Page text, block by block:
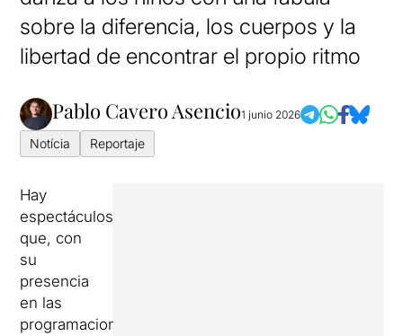
sobre la diferencia, los cuerpos y la
libertad de encontrar el propio ritmo
Pablo Cavero Asencio1 junio 2026
Notícia Reportaje
Hay
espectáculos
que, con
su
presencia
en las
programaciones,